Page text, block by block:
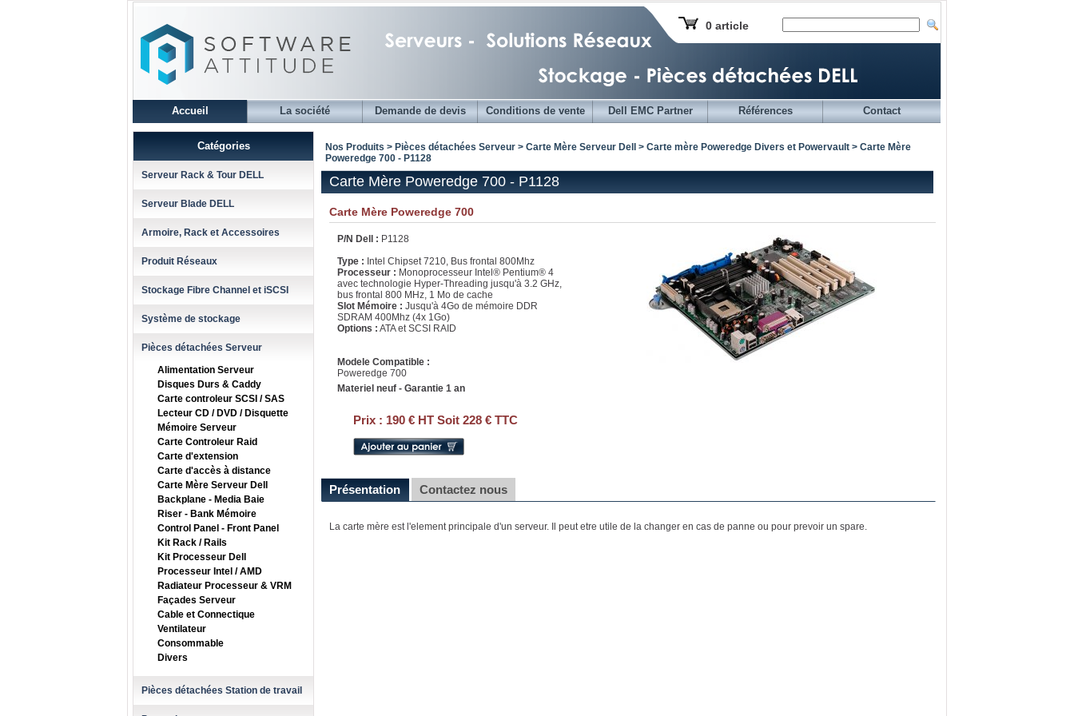
0 article
Accueil La société Demande de devis Conditions de vente Dell EMC Partner Références Contact
Catégories
Serveur Rack & Tour DELL
Serveur Blade DELL
Armoire, Rack et Accessoires
Produit Réseaux
Stockage Fibre Channel et iSCSI
Système de stockage
Pièces détachées Serveur
Alimentation Serveur
Disques Durs & Caddy
Carte controleur SCSI / SAS
Lecteur CD / DVD / Disquette
Mémoire Serveur
Carte Controleur Raid
Carte d'extension
Carte d'accès à distance
Carte Mère Serveur Dell
Backplane - Media Baie
Riser - Bank Mémoire
Control Panel - Front Panel
Kit Rack / Rails
Kit Processeur Dell
Processeur Intel / AMD
Radiateur Processeur & VRM
Façades Serveur
Cable et Connectique
Ventilateur
Consommable
Divers
Pièces détachées Station de travail
Nos Produits > Pièces détachées Serveur > Carte Mère Serveur Dell > Carte mère Poweredge Divers et Powervault > Carte Mère
Poweredge 700 - P1128
Carte Mère Poweredge 700 - P1128
Carte Mère Poweredge 700
P/N Dell : P1128
Type : Intel Chipset 7210, Bus frontal 800Mhz
Processeur : Monoprocesseur Intel® Pentium® 4
avec technologie Hyper-Threading jusqu'à 3.2 GHz,
bus frontal 800 MHz, 1 Mo de cache
Slot Mémoire : Jusqu'à 4Go de mémoire DDR
SDRAM 400Mhz (4x 1Go)
Options : ATA et SCSI RAID
Modele Compatible :
Poweredge 700
Materiel neuf - Garantie 1 an
Prix : 190 € HT Soit 228 € TTC
Présentation Contactez nous
La carte mère est l'element principale d'un serveur. Il peut etre utile de la changer en cas de panne ou pour prevoir un spare.